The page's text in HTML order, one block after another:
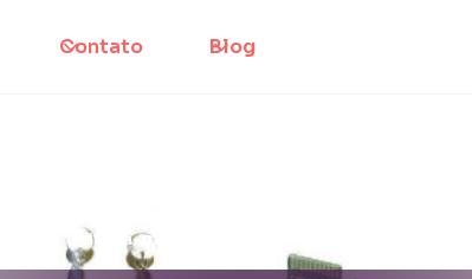
Contato Blog
feito-a-mao; design; upcycling; noticias